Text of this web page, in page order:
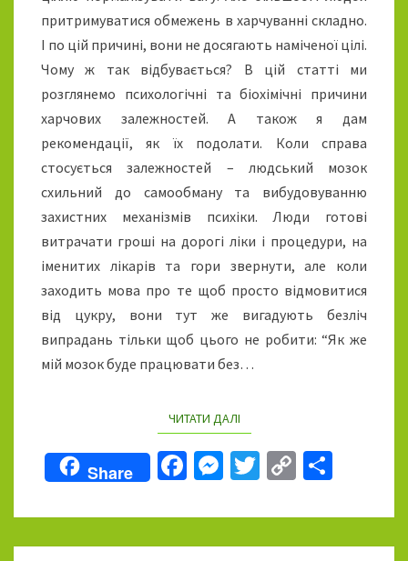
Н
О
С
Т
І
притримуватися обмежень в харчуванні складно.
І по цій причині, вони не досягають наміченої цілі.
Чому ж так відбувається? В цій статті ми
розглянемо психологічні та біохімічні причини
харчових залежностей. А також я дам
рекомендації, як їх подолати. Коли справа
стосується залежностей – людський мозок
схильний до самообману та вибудовуванню
захистних механізмів психіки. Люди готові
витрачати гроші на дорогі ліки і процедури, на
іменитих лікарів та гори звернути, але коли
заходить мова про те щоб просто відмовитися
від цукру, вони тут же вигадують безліч
випрадань тільки щоб цього не робити: “Як же
мій мозок буде працювати без…
ЧИТАТИ ДАЛІ
Share
Fa
b
o
M
se
n
T
tt
er
C
p
y
ді
л